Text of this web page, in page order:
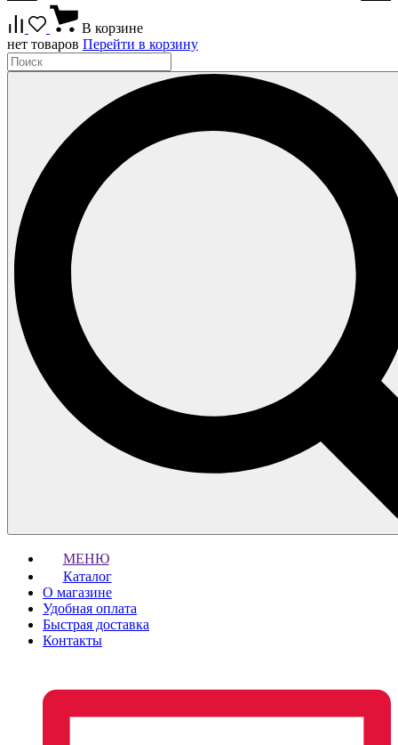
В корзине
нет товаров Перейти в корзину
МЕНЮ
Каталог
О магазине
Удобная оплата
Быстрая доставка
Контакты